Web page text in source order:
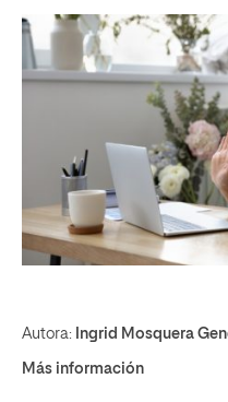
Autora: Ingrid Mosquera
Más información